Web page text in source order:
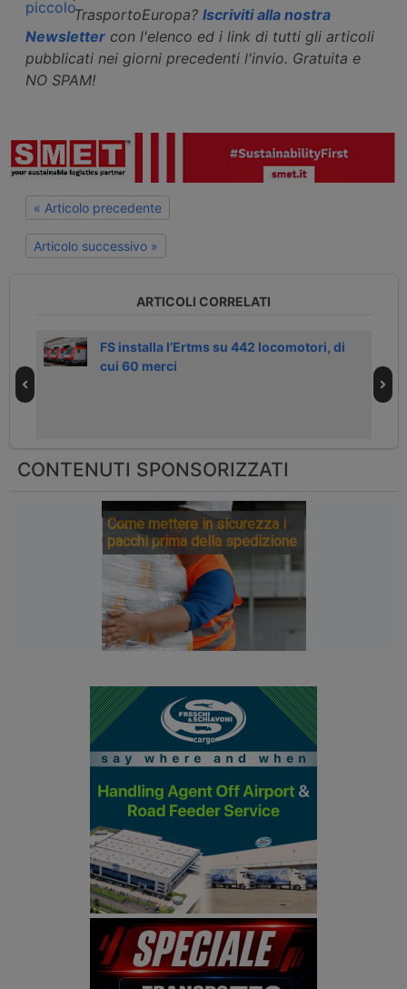
TrasportoEuropa? Iscriviti alla nostra
Newsletter con l'elenco ed i link di tutti gli articoli
pubblicati nei giorni precedenti l'invio. Gratuita e
NO SPAM!
« Articolo precedente
Articolo successivo »
ARTICOLI CORRELATI
FS installa l’Ertms su 442 locomotori, di
cui 60 merci
CONTENUTI SPONSORIZZATI
Come mettere in sicurezza i
pacchi prima della spedizione